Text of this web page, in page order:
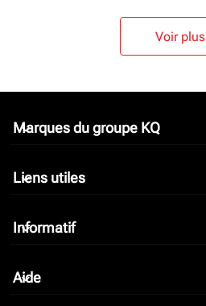
Voir plus
Marques du groupe KQ
keyboard_arrow_down
Liens utiles
keyboard_arrow_down
Informatif
keyboard_arrow_down
Aide
keyboard_arrow_down